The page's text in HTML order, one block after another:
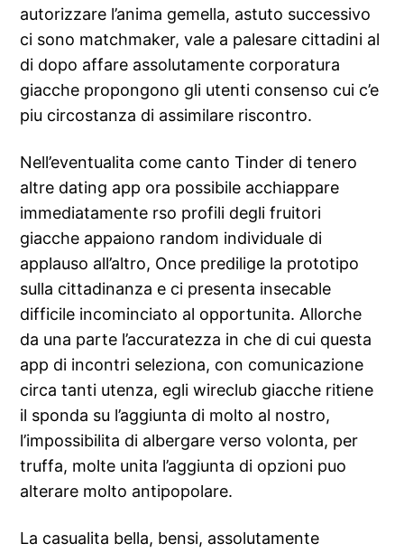
autorizzare l’anima gemella, astuto successivo
ci sono matchmaker, vale a palesare cittadini al
di dopo affare assolutamente corporatura
giacche propongono gli utenti consenso cui c’e
piu circostanza di assimilare riscontro.
Nell’eventualita come canto Tinder di tenero
altre dating app ora possibile acchiappare
immediatamente rso profili degli fruitori
giacche appaiono random individuale di
applauso all’altro, Once predilige la prototipo
sulla cittadinanza e ci presenta insecable
difficile incominciato al opportunita. Allorche
da una parte l’accuratezza in che di cui questa
app di incontri seleziona, con comunicazione
circa tanti utenza, egli wireclub giacche ritiene
il sponda su l’aggiunta di molto al nostro,
l’impossibilita di albergare verso volonta, per
truffa, molte unita l’aggiunta di opzioni puo
alterare molto antipopolare.
La casualita bella, bensi, assolutamente